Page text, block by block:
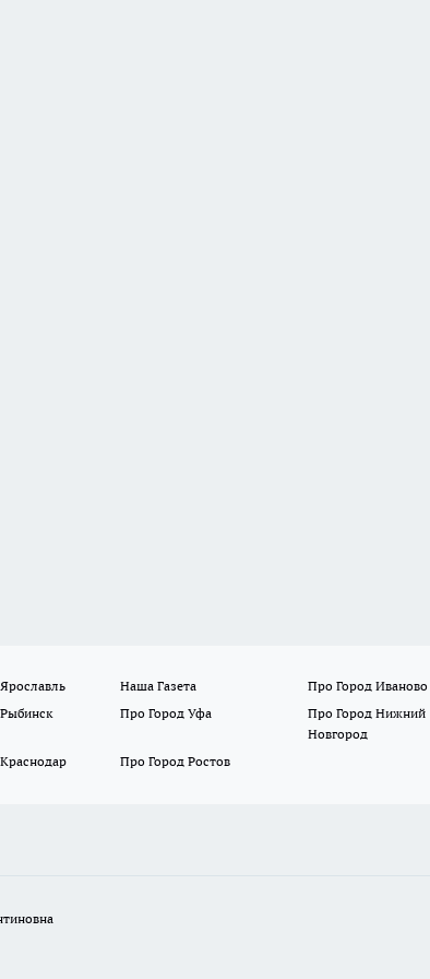
Наша Газета
Про Город Иваново
Про Город Уфа
Про Город Нижний
Новгород
Про Город Ростов